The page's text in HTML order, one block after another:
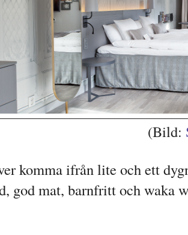
(Bild:
komma ifrån lite och ett
god mat, barnfritt och waka